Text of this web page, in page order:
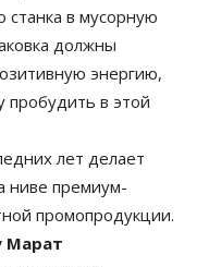
станка в мусорную
должны
энергию,
пробудить в этой
лет делает
ниве премиум-
промопродукции.
Марат